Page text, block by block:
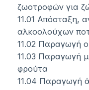
ζωοτροφών για
11.01 Απόσταξη,
αλκοολούχων
11.02 Παραγωγή
11.03 Παραγωγή
φρούτα
11.04 Παραγωγή